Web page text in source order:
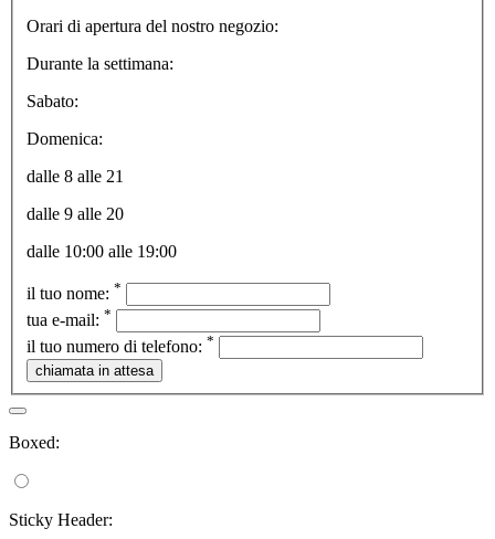
Orari di apertura del nostro negozio:
Durante la settimana:
Sabato:
Domenica:
dalle 8 alle 21
dalle 9 alle 20
dalle 10:00 alle 19:00
il tuo nome: *
tua e-mail: *
il tuo numero di telefono: *
Boxed:
Sticky Header: